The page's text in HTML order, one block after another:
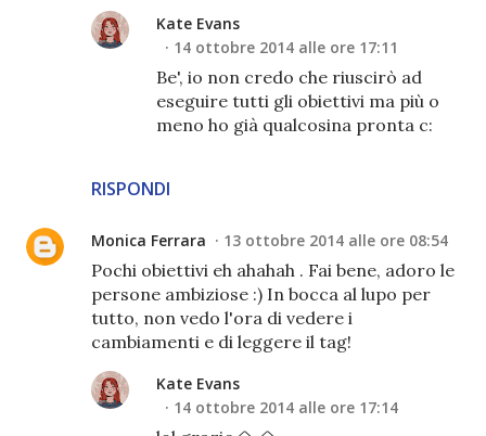
RISPONDI
Kate Evans
14 ottobre 2014 alle ore 17:11
Be', io non credo che riuscirò ad
eseguire tutti gli obiettivi ma più o
meno ho già qualcosina pronta c:
Monica Ferrara 13 ottobre 2014 alle ore 08:54
Pochi obiettivi eh ahahah . Fai bene, adoro le
persone ambiziose :) In bocca al lupo per
tutto, non vedo l'ora di vedere i
cambiamenti e di leggere il tag!
Kate Evans
14 ottobre 2014 alle ore 17:14